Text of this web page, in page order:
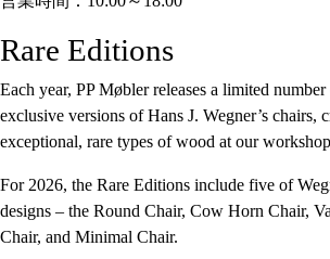
Rare Editions
Each year, PP Møbler releases a limited
exclusive versions of Hans J. Wegner’s chairs,
exceptional, rare types of wood at our
For 2026, the Rare Editions include five of
designs – the Round Chair, Cow Horn Chair,
Chair, and Minimal Chair.